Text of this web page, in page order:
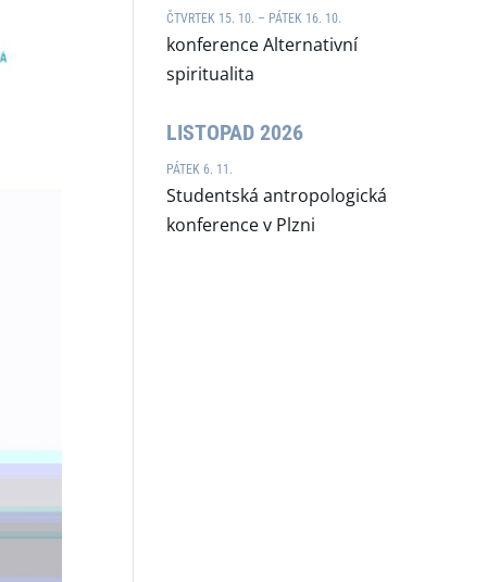
ČTVRTEK 15. 10. – PÁTEK 16. 10.
konference Alternativní
spiritualita
LISTOPAD 2026
PÁTEK 6. 11.
Studentská antropologická
konference v Plzni